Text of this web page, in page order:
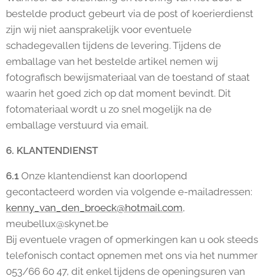
bestelde product gebeurt via de post of koerierdienst
zijn wij niet aansprakelijk voor eventuele
schadegevallen tijdens de levering. Tijdens de
emballage van het bestelde artikel nemen wij
fotografisch bewijsmateriaal van de toestand of staat
waarin het goed zich op dat moment bevindt. Dit
fotomateriaal wordt u zo snel mogelijk na de
emballage verstuurd via email.
6. KLANTENDIENST
6.1 Onze klantendienst kan doorlopend
gecontacteerd worden via volgende e-mailadressen:
kenny_van_den_broeck@hotmail.com,
meubellux@skynet.be
Bij eventuele vragen of opmerkingen kan u ook steeds
telefonisch contact opnemen met ons via het nummer
053/66 60 47, dit enkel tijdens de openingsuren van